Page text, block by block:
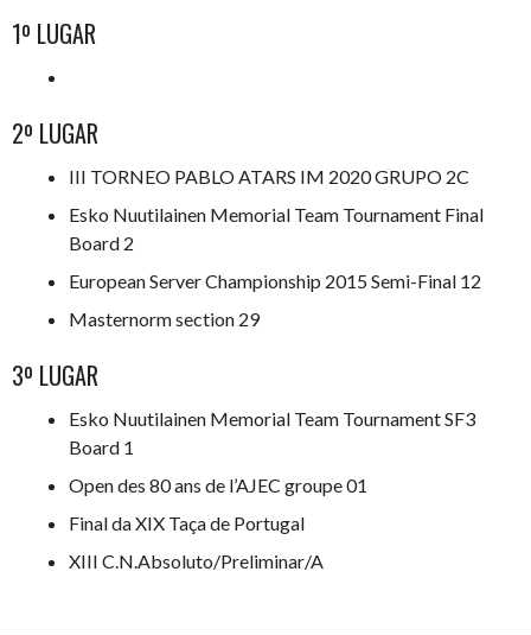
1º LUGAR
2º LUGAR
III TORNEO PABLO ATARS IM 2020 GRUPO 2C
Esko Nuutilainen Memorial Team Tournament Final
Board 2
European Server Championship 2015 Semi-Final 12
Masternorm section 29
3º LUGAR
Esko Nuutilainen Memorial Team Tournament SF3
Board 1
Open des 80 ans de l’AJEC groupe 01
Final da XIX Taça de Portugal
XIII C.N.Absoluto/Preliminar/A